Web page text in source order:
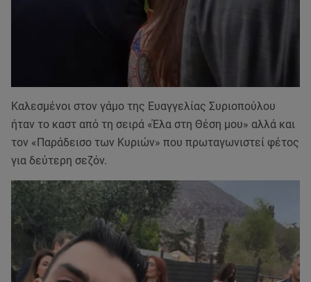
Καλεσμένοι στον γάμο της Ευαγγελίας Συριοπούλου
ήταν το καστ από τη σειρά «Έλα στη Θέση μου» αλλά και
τον «Παράδεισο των Κυριών» που πρωταγωνιστεί φέτος
για δεύτερη σεζόν.